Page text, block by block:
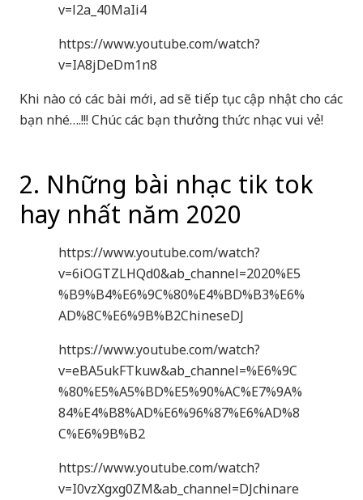
v=l2a_40MaIi4
https://www.youtube.com/watch?
v=IA8jDeDm1n8
Khi nào có các bài mới, ad sẽ tiếp tục cập nhật cho các
bạn nhé….!!! Chúc các bạn thưởng thức nhạc vui vẻ!
2. Những bài nhạc tik tok
hay nhất năm 2020
https://www.youtube.com/watch?
v=6iOGTZLHQd0&ab_channel=2020%E5
%B9%B4%E6%9C%80%E4%BD%B3%E6%
AD%8C%E6%9B%B2ChineseDJ
https://www.youtube.com/watch?
v=eBA5ukFTkuw&ab_channel=%E6%9C
%80%E5%A5%BD%E5%90%AC%E7%9A%
84%E4%B8%AD%E6%96%87%E6%AD%8
C%E6%9B%B2
https://www.youtube.com/watch?
v=I0vzXgxg0ZM&ab_channel=DJchinare